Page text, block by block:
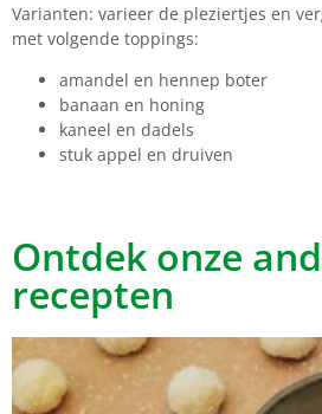
Varianten: varieer de pleziertjes en
met volgende toppings:
amandel en hennep boter
banaan en honing
kaneel en dadels
stuk appel en druiven
Ontdek onze
recepten